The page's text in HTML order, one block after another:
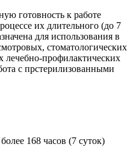
готовность к работе
их длительного (до 7
для использования в
стоматологических
лечебно-профилактических
с прстерилизованными
168 часов (7 суток)